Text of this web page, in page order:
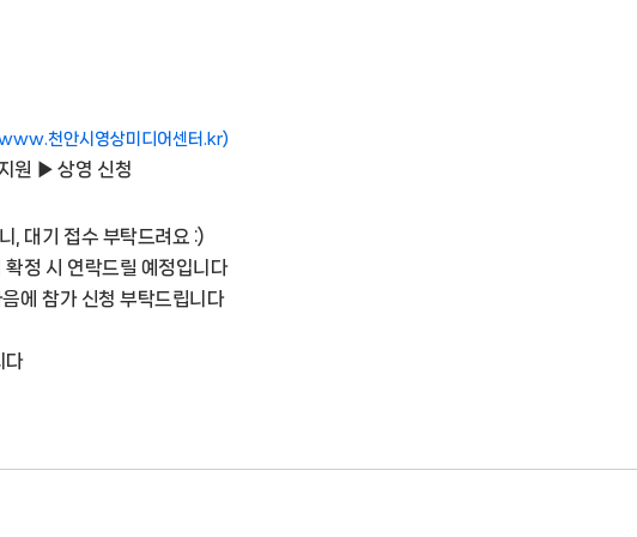
천안시영상미디어센터.kr)
원 ▶ 상영 신청
, 대기 접수 부탁드려요 :)
정 시 연락드릴 예정입니다
에 참가 신청 부탁드립니다
다